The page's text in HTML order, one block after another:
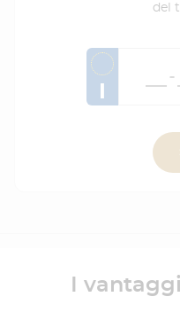
del
I